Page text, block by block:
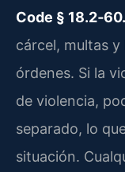
Code §
cárcel, multas
órdenes. Si la
de violencia,
separado, lo
situación.